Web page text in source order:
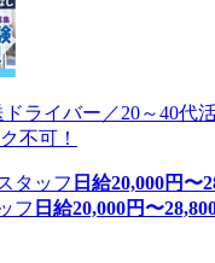
ドライバー／20～40代
不可！
タッフ 日給20,000円〜
フ 日給20,000円〜